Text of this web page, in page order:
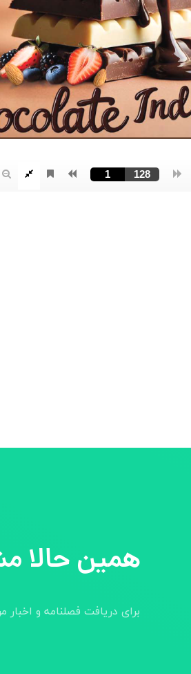
همین حالا
برای دریافت فصلنامه و